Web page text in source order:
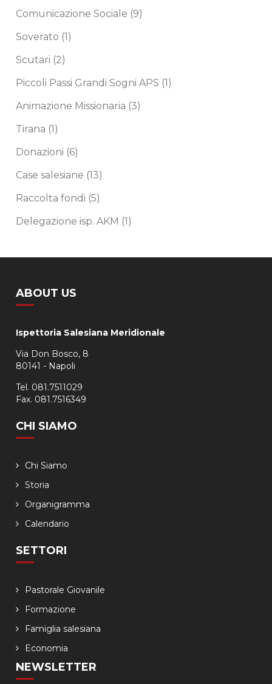
Comunicazione Sociale (9)
Soverato (1)
Scutari (2)
Piccoli Passi Grandi Sogni APS (1)
Animazione Missionaria (3)
Tirana (1)
Donazioni (6)
Case salesiane (13)
Raccolta fondi (5)
Delegazione isp. AKM (1)
ABOUT US
Ispettoria Salesiana Meridionale
Via Don Bosco, 8
80141 - Napoli
Tel. 081.7511029
Fax. 081.7516349
CHI SIAMO
Chi Siamo
Storia
Organigramma
Calendario
SETTORI
Pastorale Giovanile
Formazione
Famiglia salesiana
Economia
NEWSLETTER